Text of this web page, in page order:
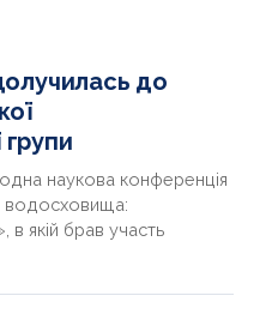
до
наукова конференція
водосховища:
в якій брав участь